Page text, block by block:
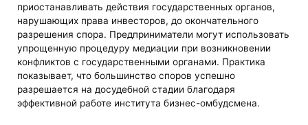
приостанавливать действия государственных органов,
нарушающих права инвесторов, до окончательного
разрешения спора. Предприниматели могут использовать
упрощенную процедуру медиации при возникновении
конфликтов с государственными органами. Практика
показывает, что большинство споров успешно
разрешается на досудебной стадии благодаря
эффективной работе института бизнес-омбудсмена.